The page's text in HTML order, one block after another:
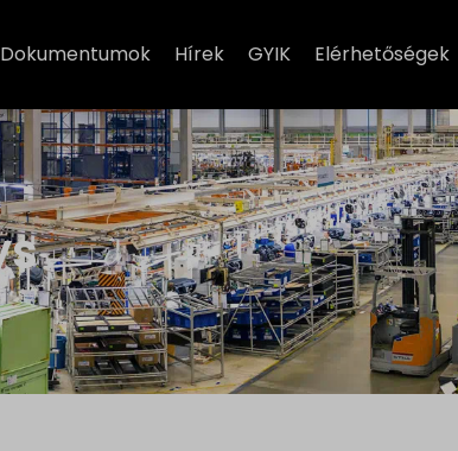
Dokumentumok Hírek GYIK Elérhetőségek